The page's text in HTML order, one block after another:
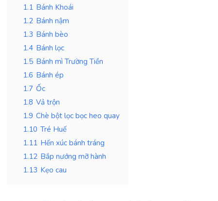
1.1 Bánh Khoái
1.2 Bánh nậm
1.3 Bánh bèo
1.4 Bánh lọc
1.5 Bánh mì Trường Tiền
1.6 Bánh ép
1.7 Ốc
1.8 Vả trộn
1.9 Chè bột lọc bọc heo quay
1.10 Tré Huế
1.11 Hến xúc bánh tráng
1.12 Bắp nướng mỡ hành
1.13 Kẹo cau